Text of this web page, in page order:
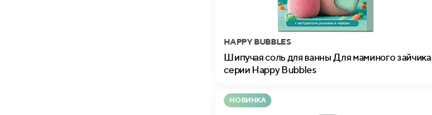
HAPPY BUBBLES
Шипучая соль для ванны Для маминого зайчика
серии Happy Bubbles
НОВИНКА